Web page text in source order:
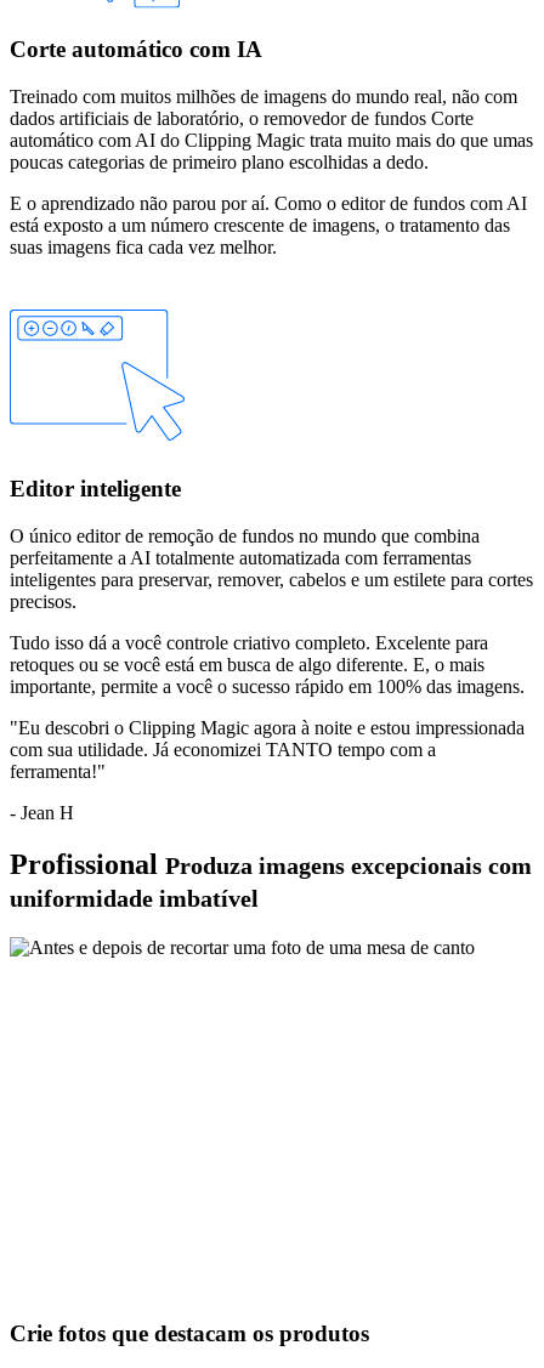
Corte automático com IA
Treinado com muitos milhões de imagens do mundo real, não com
dados artificiais de laboratório, o removedor de fundos Corte
automático com AI do Clipping Magic trata muito mais do que umas
poucas categorias de primeiro plano escolhidas a dedo.
E o aprendizado não parou por aí. Como o editor de fundos com AI
está exposto a um número crescente de imagens, o tratamento das
suas imagens fica cada vez melhor.
Editor inteligente
O único editor de remoção de fundos no mundo que combina
perfeitamente a AI totalmente automatizada com ferramentas
inteligentes para preservar, remover, cabelos e um estilete para cortes
precisos.
Tudo isso dá a você controle criativo completo. Excelente para
retoques ou se você está em busca de algo diferente. E, o mais
importante, permite a você o sucesso rápido em 100% das imagens.
"Eu descobri o Clipping Magic agora à noite e estou impressionada
com sua utilidade. Já economizei TANTO tempo com a
ferramenta!"
- Jean H
Profissional Produza imagens excepcionais com
uniformidade imbatível
Crie fotos que destacam os produtos